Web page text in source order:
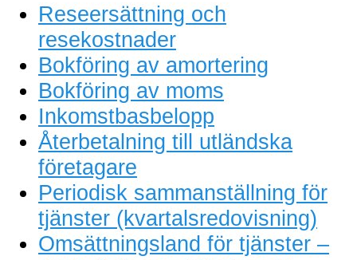
Reseersättning och
resekostnader
Bokföring av amortering
Bokföring av moms
Inkomstbasbelopp
Återbetalning till utländska
företagare
Periodisk sammanställning för
tjänster (kvartalsredovisning)
Omsättningsland för tjänster –